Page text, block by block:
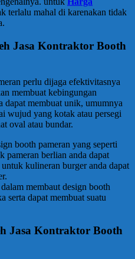
terlalu mahal di karenakan tidak
Jasa Kontraktor Booth
perlu dijaga efektivitasnya
membuat kebingungan
dapat membuat unik, umumnya
wujud yang kotak atau persegi
oval atau bundar.
booth pameran yang seperti
pameran berlian anda dapat
kulineran burger anda dapat
membaut design booth
serta dapat membuat suatu
Jasa Kontraktor Booth